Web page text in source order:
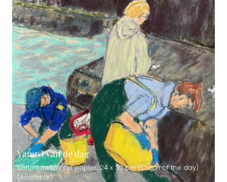
Vangst van de dag
Softpastelkrijt op papier, 24 x 30 cm (Catch of the day)
(Available)